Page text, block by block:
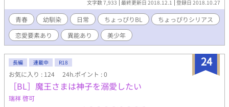
ポーツ推薦で大学の野球部に所属している兄に比べ、非常に肩身
の狭い思いをしている。 しかしながら、肩身の狭い思いは右に同
じ。日々、女共に囲まれ姦しい。ガタイがいい、幼馴染が羨まし
い。 幼馴染の目付きが疎ましい。そして、自分の異能が憎らし
い。 ＊女子との絡み有
文字数 7,933 最終更新日 2018.12.1 登録日 2018.10.27
青春 幼馴染 日常 ちょっぴりBL
ちょっぴりシリアス
恋愛要素あり
異能あり 美少年
24
長編 連載中 R18
お気に入り : 124 24h.ポイント : 0
［BL］魔王さまは神子を溺愛したい
瑞祥 啓可